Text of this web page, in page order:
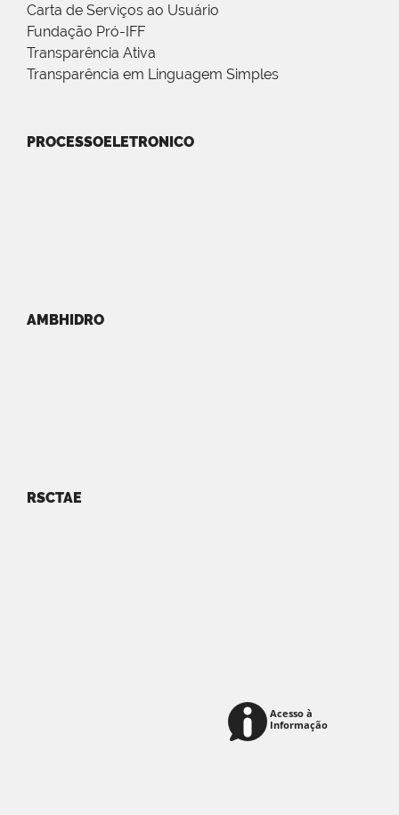
Carta de Serviços ao Usuário
Fundação Pró-IFF
Transparência Ativa
Transparência em Linguagem Simples
PROCESSOELETRONICO
AMBHIDRO
RSCTAE